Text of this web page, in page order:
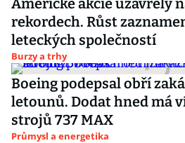
Americké akcie uzavřely
rekordech. Růst
leteckých společností
Burzy a trhy
Boeing podepsal obří
letounů. Dodat hned má
strojů 737 MAX
Průmysl a energetika